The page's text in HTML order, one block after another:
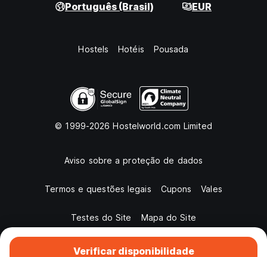
Verificar disponibilidade
Português (Brasil) EUR
Hostels Hotéis Pousada
© 1999-2026 Hostelworld.com Limited
Aviso sobre a proteção de dados
Termos e questões legais Cupons Vales
Testes do Site Mapa do Site